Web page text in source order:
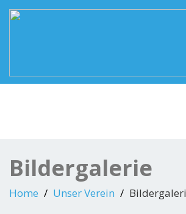
Bildergalerie
Home Unser Verein